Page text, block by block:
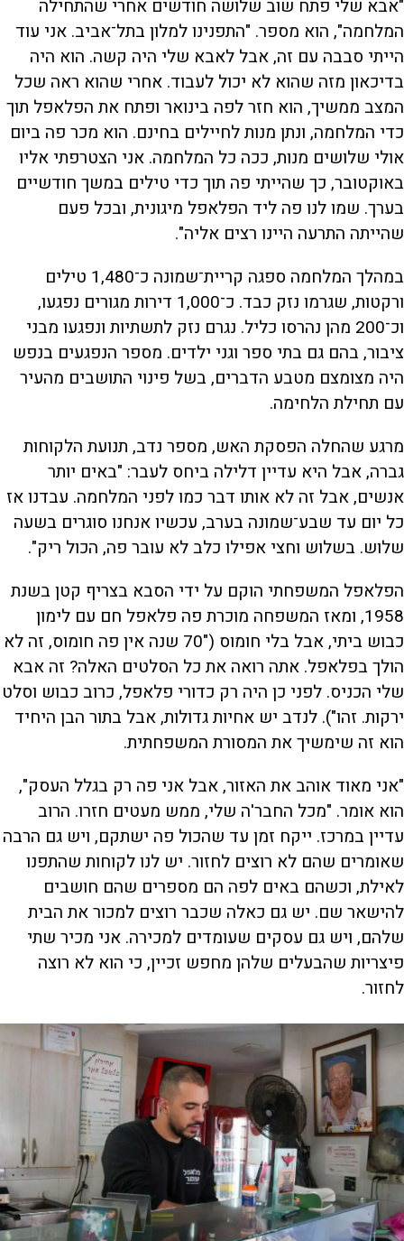
"אבא שלי פתח שוב שלושה חודשים אחרי שהתחילה
המלחמה", הוא מספר. "התפנינו למלון בתל־אביב. אני עוד
הייתי סבבה עם זה, אבל לאבא שלי היה קשה. הוא היה
בדיכאון מזה שהוא לא יכול לעבוד. אחרי שהוא ראה שכל
המצב ממשיך, הוא חזר לפה בינואר ופתח את הפלאפל תוך
כדי המלחמה, ונתן מנות לחיילים בחינם. הוא מכר פה ביום
אולי שלושים מנות, ככה כל המלחמה. אני הצטרפתי אליו
באוקטובר, כך שהייתי פה תוך כדי טילים במשך חודשיים
בערך. שמו לנו פה ליד הפלאפל מיגונית, ובכל פעם
שהייתה התרעה היינו רצים אליה".
במהלך המלחמה ספגה קריית־שמונה כ־1,480 טילים
ורקטות, שגרמו נזק כבד. כ־1,000 דירות מגורים נפגעו,
וכ־200 מהן נהרסו כליל. נגרם נזק לתשתיות ונפגעו מבני
ציבור, בהם גם בתי ספר וגני ילדים. מספר הנפגעים בנפש
היה מצומצם מטבע הדברים, בשל פינוי התושבים מהעיר
עם תחילת הלחימה.
מרגע שהחלה הפסקת האש, מספר נדב, תנועת הלקוחות
גברה, אבל היא עדיין דלילה ביחס לעבר: "באים יותר
אנשים, אבל זה לא אותו דבר כמו לפני המלחמה. עבדנו אז
כל יום עד שבע־שמונה בערב, עכשיו אנחנו סוגרים בשעה
שלוש. בשלוש וחצי אפילו כלב לא עובר פה, הכול ריק".
הפלאפל המשפחתי הוקם על ידי הסבא בצריף קטן בשנת
1958, ומאז המשפחה מוכרת פה פלאפל חם עם לימון
כבוש ביתי, אבל בלי חומוס ("70 שנה אין פה חומוס, זה לא
הולך בפלאפל. אתה רואה את כל הסלטים האלה? זה אבא
שלי הכניס. לפני כן היה רק כדורי פלאפל, כרוב כבוש וסלט
ירקות. זהו"). לנדב יש אחיות גדולות, אבל בתור הבן היחיד
הוא זה שימשיך את המסורת המשפחתית.
"אני מאוד אוהב את האזור, אבל אני פה רק בגלל העסק",
הוא אומר. "מכל החבר'ה שלי, ממש מעטים חזרו. הרוב
עדיין במרכז. ייקח זמן עד שהכול פה ישתקם, ויש גם הרבה
שאומרים שהם לא רוצים לחזור. יש לנו לקוחות שהתפנו
לאילת, וכשהם באים לפה הם מספרים שהם חושבים
להישאר שם. יש גם כאלה שכבר רוצים למכור את הבית
שלהם, ויש גם עסקים שעומדים למכירה. אני מכיר שתי
פיצריות שהבעלים שלהן מחפש זכיין, כי הוא לא רוצה
לחזור.